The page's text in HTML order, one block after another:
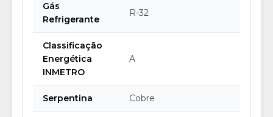
Gás
Refrigerante
R-32
Classificação
Energética
INMETRO
A
Serpentina Cobre